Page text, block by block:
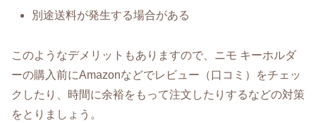
別途送料が発生する場合がある
このようなデメリットもありますので、ニモ キーホルダ
ーの購入前にAmazonなどでレビュー（口コミ）をチェッ
クしたり、時間に余裕をもって注文したりするなどの対策
をとりましょう。